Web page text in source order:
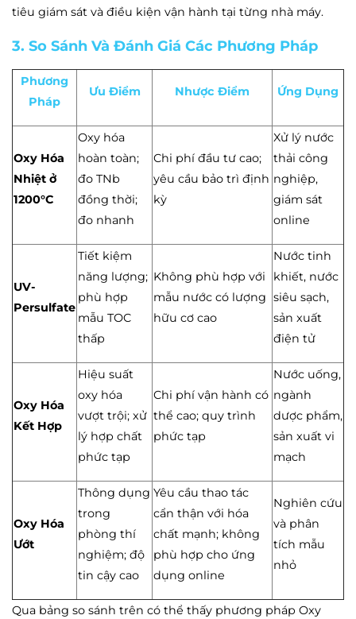
tiêu giám sát và điều kiện vận hành tại từng nhà máy.
3. So Sánh Và Đánh Giá Các Phương Pháp
Phương
Pháp
Ưu Điểm Nhược Điểm Ứng Dụng
Oxy Hóa
Nhiệt ở
1200°C
Oxy hóa
hoàn toàn;
đo TNb
đồng thời;
đo nhanh
Chi phí đầu tư cao;
yêu cầu bảo trì định
kỳ
Xử lý nước
thải công
nghiệp,
giám sát
online
UV-
Persulfate
Tiết kiệm
năng lượng;
phù hợp
mẫu TOC
thấp
Không phù hợp với
mẫu nước có lượng
hữu cơ cao
Nước tinh
khiết, nước
siêu sạch,
sản xuất
điện tử
Oxy Hóa
Kết Hợp
Hiệu suất
oxy hóa
vượt trội; xử
lý hợp chất
phức tạp
Chi phí vận hành có
thể cao; quy trình
phức tạp
Nước uống,
ngành
dược phẩm,
sản xuất vi
mạch
Oxy Hóa
Ướt
Thông dụng
trong
phòng thí
nghiệm; độ
tin cậy cao
Yêu cầu thao tác
cẩn thận với hóa
chất mạnh; không
phù hợp cho ứng
dụng online
Nghiên cứu
và phân
tích mẫu
nhỏ
Qua bảng so sánh trên có thể thấy phương pháp Oxy